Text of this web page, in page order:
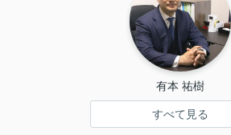
有本 祐樹
すべて見る